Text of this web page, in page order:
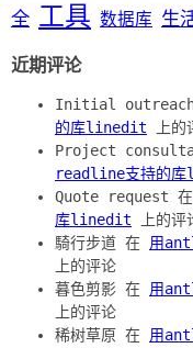
全 工具 数据库 生
近期评论
Initial
的库linedit 上的
Project
readline支持的
Quote request 在
库linedit 上的评
騎行步道 在 用
上的评论
暮色剪影 在 用
上的评论
稀树草原 在 用